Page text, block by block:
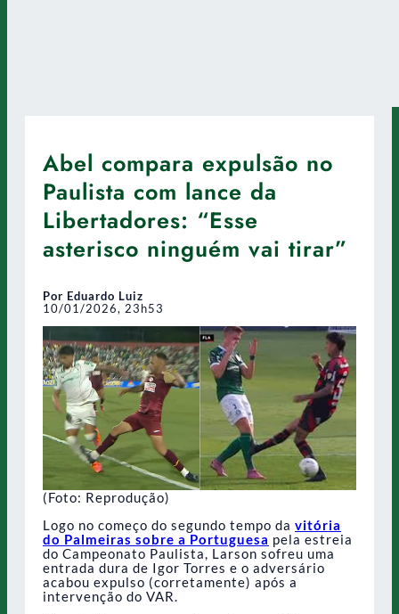
Abel compara expulsão no
Paulista com lance da
Libertadores: “Esse
asterisco ninguém vai tirar”
Por Eduardo Luiz
10/01/2026, 23h53
(Foto: Reprodução)
Logo no começo do segundo tempo da vitória
do Palmeiras sobre a Portuguesa pela estreia
do Campeonato Paulista, Larson sofreu uma
entrada dura de Igor Torres e o adversário
acabou expulso (corretamente) após a
intervenção do VAR.